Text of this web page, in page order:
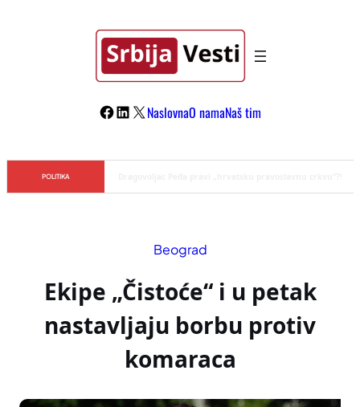
Facebook
LinkedIn
X NaslovnaO namaNaš tim
POLITIKA
Beograd
Ekipe „Čistoće“ i u petak
nastavljaju borbu protiv
komaraca